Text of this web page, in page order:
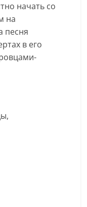
начать со
на
песня
в его